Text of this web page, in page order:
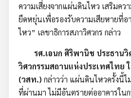
ความเสี่ยงจากแผ่นดินไหว เสริมคว
ยืดหยุ่นเพื่อรองรับความเสียหายที่อ
ไหว” เลขาธิการสภาวิศวกร กล่าว
รศ.เอนก ศิริพานิช ประธานวิ
วิศวกรรมสถานแห่งประเทศไทย
(วสท.) กล่าวว่า แผ่นดินไหวครั้งนี้ไ
ที่ผ่านมา ไม่มีอันตรายต่ออาคารใน